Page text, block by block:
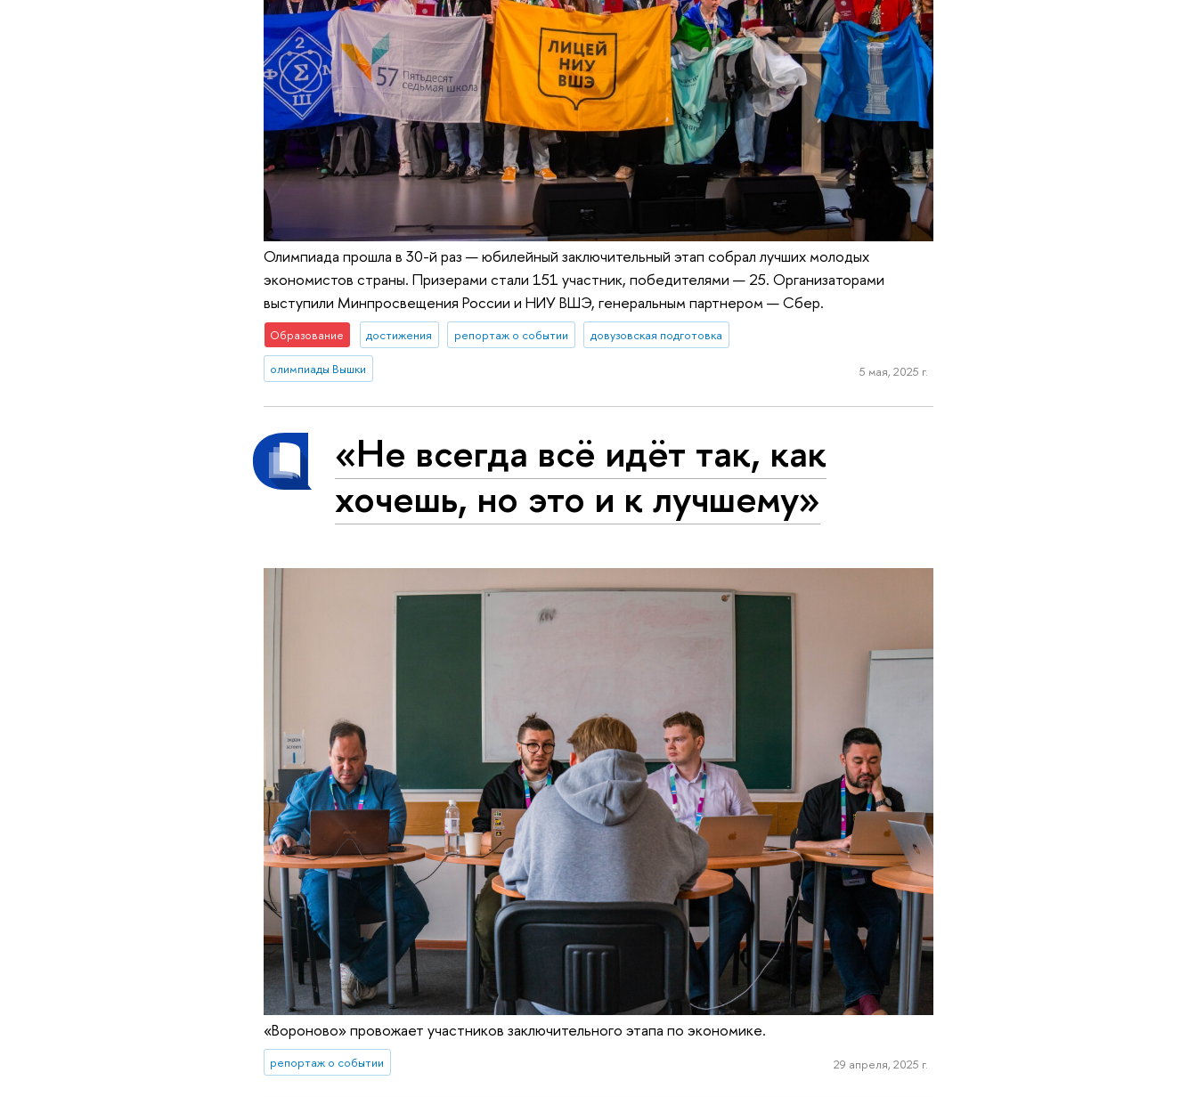
Олимпиада прошла в 30-й раз — юбилейный заключительный этап собрал лучших молодых
экономистов страны. Призерами стали 151 участник, победителями — 25. Организаторами
выступили Минпросвещения России и НИУ ВШЭ, генеральным партнером — Сбер.
Образование достижения репортаж о событии довузовская подготовка
олимпиады Вышки 5 мая, 2025 г.
«Не всегда всё идёт так, как
хочешь, но это и к лучшему»
«Вороново» провожает участников заключительного этапа по экономике.
репортаж о событии 29 апреля, 2025 г.